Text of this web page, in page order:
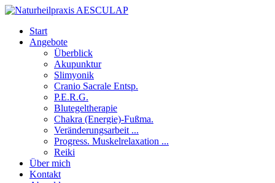
Start
Angebote
Überblick
Akupunktur
Slimyonik
Cranio Sacrale Entsp.
P.E.R.G.
Blutegeltherapie
Chakra (Energie)-Fußma.
Veränderungsarbeit ...
Progress. Muskelrelaxation ...
Reiki
Über mich
Kontakt